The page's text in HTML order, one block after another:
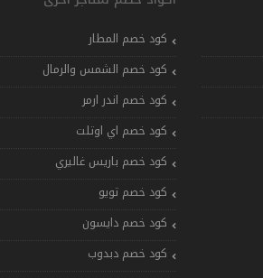
كود خصم المطار
كود خصم الشمس والرمال
كود خصم اندر ارمر
كود خصم اي اوتلت
كود خصم باريس غاليري
كود خصم تويو
كود خصم دايسون
كود خصم دبدوب